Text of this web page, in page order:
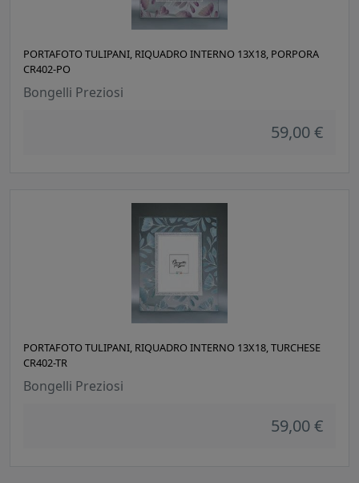
PORTAFOTO TULIPANI, RIQUADRO INTERNO 13X18, PORPORA
CR402-PO
Bongelli Preziosi
59,00 €
PORTAFOTO TULIPANI, RIQUADRO INTERNO 13X18, TURCHESE
CR402-TR
Bongelli Preziosi
59,00 €